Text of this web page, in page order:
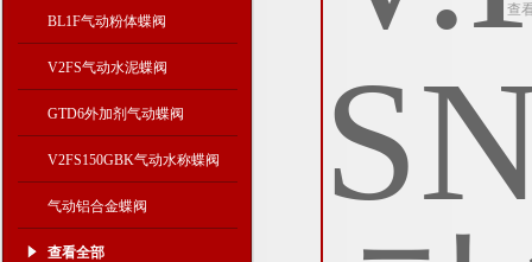
BL1F气动粉体蝶阀
V2FS气动水泥蝶阀
GTD6外加剂气动蝶阀
V2FS150GBK气动水称蝶阀
气动铝合金蝶阀
查看全部
查